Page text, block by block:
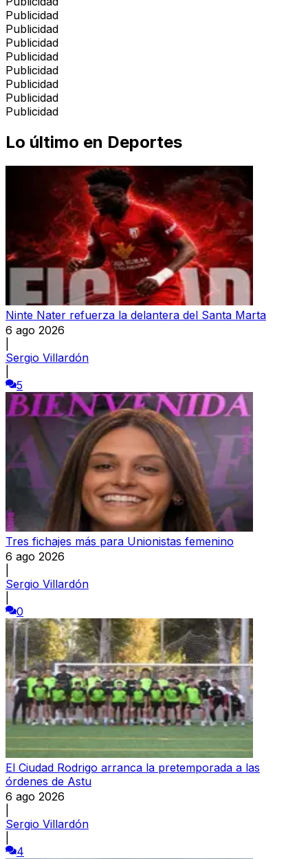
Publicidad
Publicidad
Publicidad
Publicidad
Publicidad
Publicidad
Publicidad
Publicidad
Lo último en Deportes
Ninte Nater refuerza la delantera del Santa Marta
6 ago 2026
Sergio Villardón
5
Tres fichajes más para Unionistas femenino
6 ago 2026
Sergio Villardón
0
El Ciudad Rodrigo arranca la pretemporada a las
órdenes de Astu
6 ago 2026
Sergio Villardón
4